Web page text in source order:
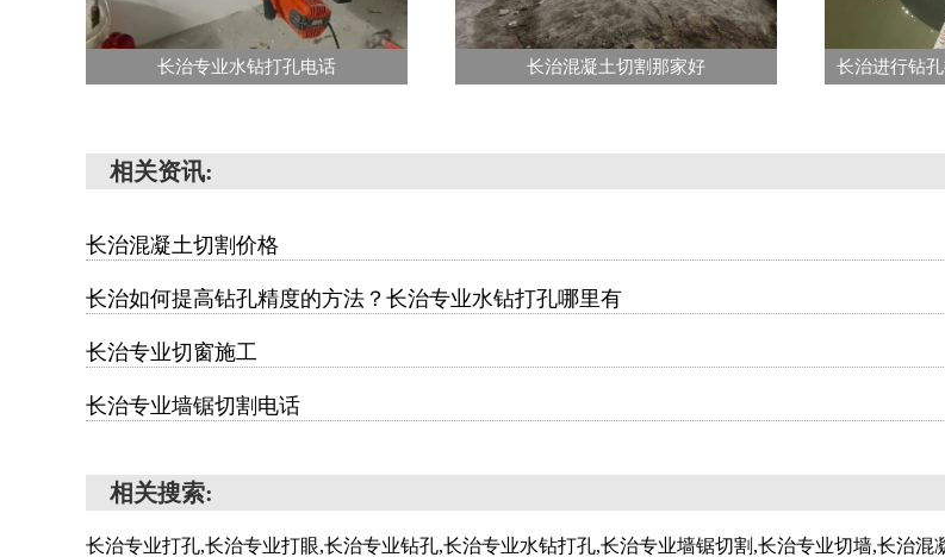
长治专业水钻打孔电话 长治混凝土切割那家好
相关资讯:
长治混凝土切割价格
长治如何提高钻孔精度的方法？长治专业水钻打孔哪里有
长治专业切窗施工
长治专业墙锯切割电话
相关搜索:
长治专业打孔,长治专业打眼,长治专业钻孔,长治专业水钻打孔,长治专业墙锯切割,长治专业切墙,长治